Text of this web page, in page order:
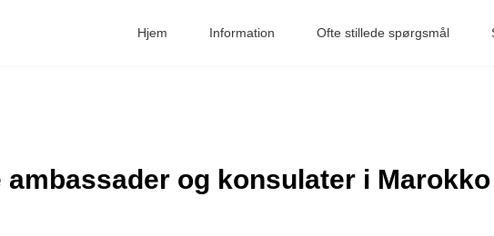
Hjem Information Ofte stillede spørgsmål
ambassader og konsulater i Marokko